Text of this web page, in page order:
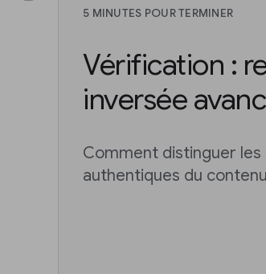
5 MINUTES POUR TERMINER
Vérification :
inversée
Comment distinguer
authentiques du